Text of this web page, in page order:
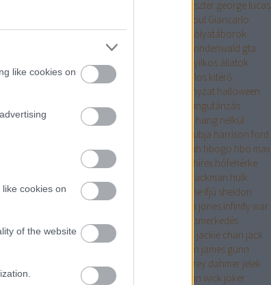
like cookies on
cookies on
of the website
gengszter george lucas
ghoul Giancarlo
Espositogodzilla
gólyatáborok
gonosz halott grindenwald gta
gyerekkorgyereknap
gyilkos állatok
hajnalhasadás
halálos kitérő
hallgatói önkormányzat halloween
halottak napja
hangutánzás
hangutánzó
hang nélkül
harcosok klubja harrison ford
harry potter
hawk tuah hbogo hbo max
hellbound
hetedik hírex hófehérke
hugh jackman hulk
humor
időutazás időutazós filme ifjú sheldon
indiana jones infinity war
ismerkedés
ismertető
ítéletnap jackie chan jack
james cameron james gunn
jason momoa
jeffrey dahmer jelek
jigsaw
jim carrey john wick joker